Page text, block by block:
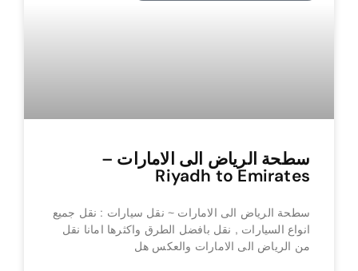
سطحة الرياض الى الامارات –
Riyadh to Emirates
سطحة الرياض الى الامارات ~ نقل سيارات : نقل جميع
انواع السيارات , نقل بافضل الطرق واكثرها امانا نقل
من الرياض الى الامارات والعكس هل